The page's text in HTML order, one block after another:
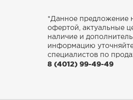
*Данное предложение
офертой, актуальные
наличие и
информацию
специалистов по
8 (4012) 99-49-49